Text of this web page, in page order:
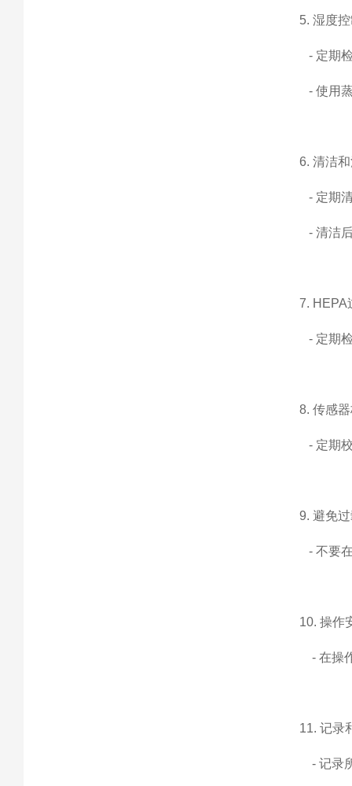
5. 湿度
- 定期
- 使用
6. 清洁
- 定期
- 清洁
7. HEPA
- 定期
8. 传感
- 定期
9. 避免
- 不要
10. 操作
- 在操
11. 记录
- 记录